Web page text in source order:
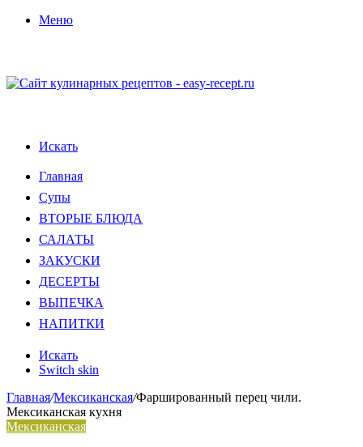
Меню
Искать
Главная
Супы
ВТОРЫЕ БЛЮДА
САЛАТЫ
ЗАКУСКИ
ДЕСЕРТЫ
ВЫПЕЧКА
НАПИТКИ
Искать
Switch skin
Главная/Мексиканская/Фаршированный перец чили.
Мексиканская кухня
Мексиканская